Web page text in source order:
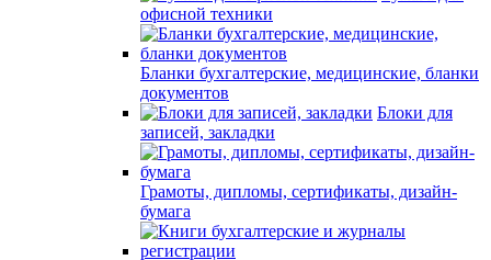
офисной техники
Бланки бухгалтерские, медицинские, бланки
документов
Блоки для
записей, закладки
Грамоты, дипломы, сертификаты, дизайн-
бумага